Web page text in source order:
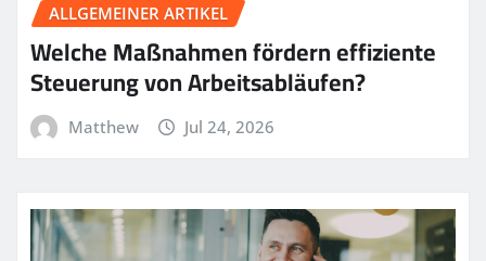
ALLGEMEINER ARTIKEL
Welche Maßnahmen fördern effiziente
Steuerung von Arbeitsabläufen?
Matthew Jul 24, 2026